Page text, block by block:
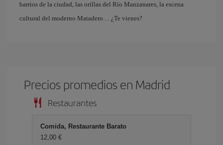
barrios de la ciudad, las orillas del Río Manzanares, la escena
cultural del moderno Matadero… ¿Te vienes?
Precios promedios en Madrid
Restaurantes
Comida, Restaurante Barato
12,00 €